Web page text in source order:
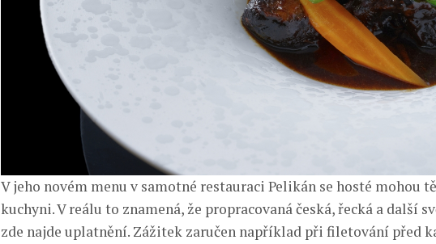
V jeho novém menu v samotné restauraci Pelikán se hosté mohou
kuchyni. V reálu to znamená, že propracovaná česká, řecká a další
zde najde uplatnění. Zážitek zaručen například při filetování před